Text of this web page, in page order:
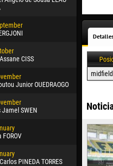
CISS
Junior OUEDRAOGO
Jamel SWEN
FOROV
PINEDA TORRES
Veaceslav
09 March
Emmanuel
Jayder
Samba
26 March
Vitor Hugo